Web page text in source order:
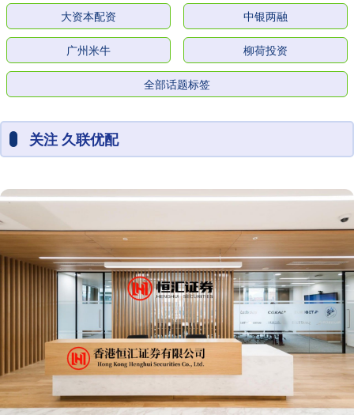
大资本配资 中银两融
广州米牛 柳荷投资
全部话题标签
关注 久联优配